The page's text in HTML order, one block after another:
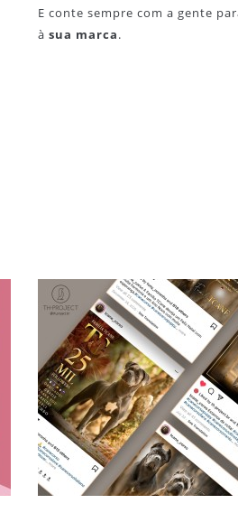
E conte sempre com a gente
à sua marca.
POST DE
CORSO